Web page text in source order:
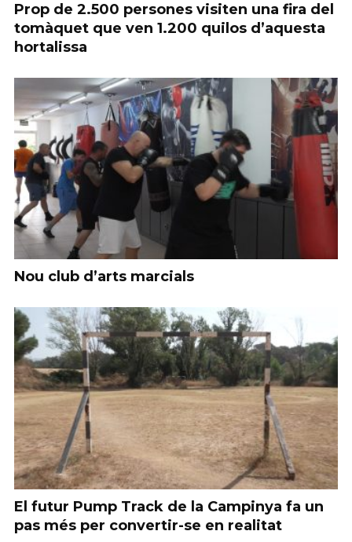
Prop de 2.500 persones visiten una fira del
tomàquet que ven 1.200 quilos d’aquesta
hortalissa
Nou club d’arts marcials
El futur Pump Track de la Campinya fa un
pas més per convertir-se en realitat